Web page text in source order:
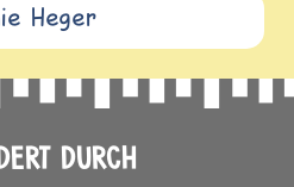
Heger
DURCH